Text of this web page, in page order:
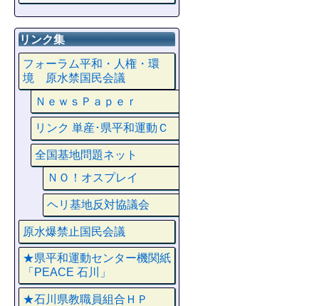
リンク集
フォーラム平和・人権・環
境 原水禁国民会議
ＮｅｗｓＰａｐｅｒ
リンク 単産･県平和運動Ｃ
全国基地問題ネット
ＮＯ！オスプレイ
ヘリ基地反対協議会
原水爆禁止国民会議
★県平和運動センター機関紙
「PEACE 石川」
★石川県教職員組合ＨＰ